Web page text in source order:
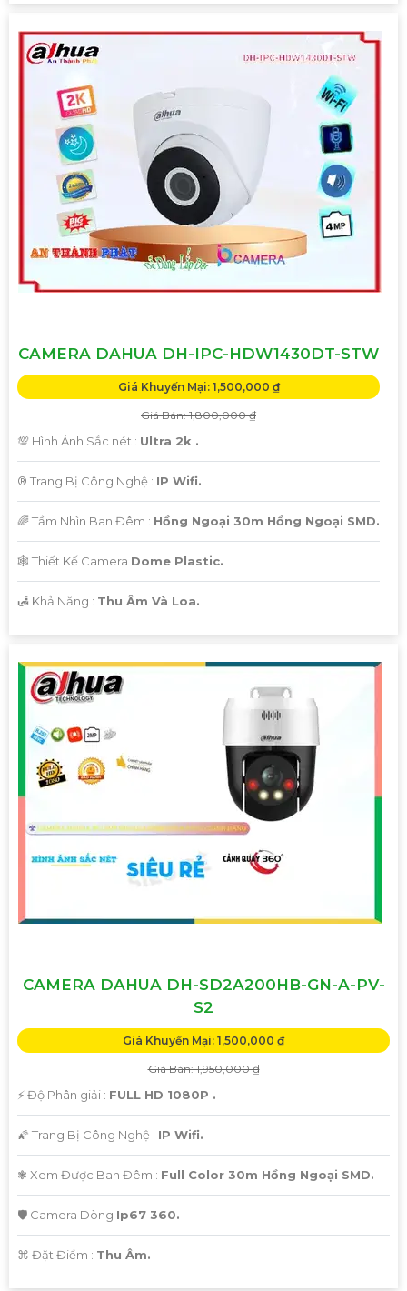
CAMERA DAHUA DH-IPC-HDW1430DT-STW
Giá Khuyến Mại: 1,500,000 ₫
Giá Bán: 1,800,000 ₫
💯 Hình Ảnh Sắc nét : Ultra 2k .
®️ Trang Bị Công Nghệ : IP Wifi.
🌈 Tầm Nhìn Ban Đêm : Hồng Ngoại 30m Hồng Ngoại SMD.
🕸️ Thiết Kế Camera Dome Plastic.
️🛃 Khả Năng : Thu Âm Và Loa.
CAMERA DAHUA DH-SD2A200HB-GN-A-PV-
S2
Giá Khuyến Mại: 1,500,000 ₫
Giá Bán: 1,950,000 ₫
️⚡ Độ Phân giải : FULL HD 1080P .
🌠 Trang Bị Công Nghệ : IP Wifi.
❃ Xem Được Ban Đêm : Full Color 30m Hồng Ngoại SMD.
🛡 Camera Dòng Ip67 360.
️⌘ Đặt Điểm : Thu Âm.